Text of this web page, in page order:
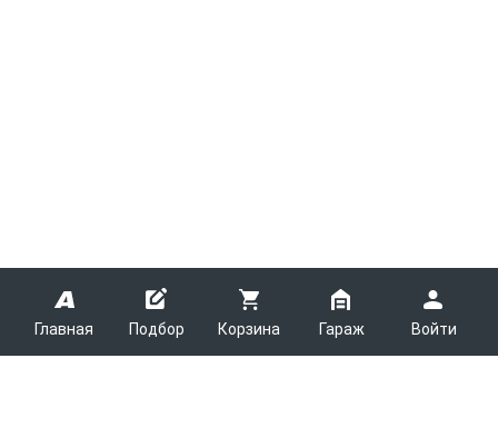
Главная Подбор Корзина Гараж Войти